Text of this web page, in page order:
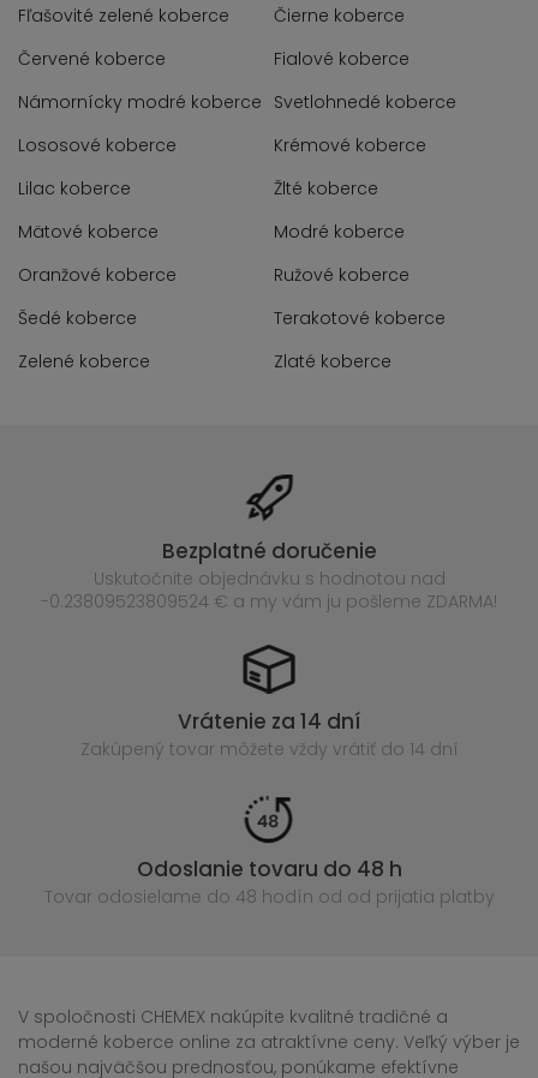
Fľašovité zelené koberce
Čierne koberce
Červené koberce
Fialové koberce
Námornícky modré koberce Svetlohnedé koberce
Lososové koberce
Krémové koberce
Lilac koberce
Žlté koberce
Mätové koberce
Modré koberce
Oranžové koberce
Ružové koberce
Šedé koberce
Terakotové koberce
Zelené koberce
Zlaté koberce
Bezplatné doručenie
Uskutočnite objednávku s hodnotou nad
-0.23809523809524 € a my vám ju pošleme ZDARMA!
Vrátenie za 14 dní
Zakúpený tovar môžete vždy vrátiť do 14 dní
Odoslanie tovaru do 48 h
Tovar odosielame do 48 hodín od od prijatia platby
V spoločnosti CHEMEX nakúpite kvalitné tradičné a
moderné koberce online za atraktívne ceny. Veľký výber je
našou najväčšou prednosťou, ponúkame efektívne